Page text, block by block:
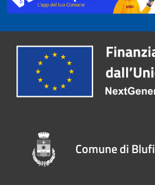
Comune di Blufi